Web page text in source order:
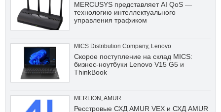
MERCUSYS представляет AI QoS —
технологию интеллектуального
управления трафиком
MICS Distribution Company, Lenovo
Скорое поступление на склад MICS:
бизнес-ноутбуки Lenovo V15 G5 и
ThinkBook
MERLION AMUR
Ресстровые СХД AMUR VEX и СХД AMUR